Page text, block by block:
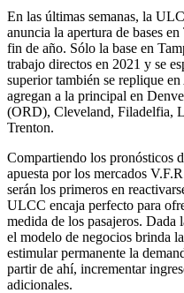
En las últimas semanas, la
anuncia la apertura de bases
fin de año. Sólo la base en
trabajo directos en 2021 y se
superior también se replique
agregan a la principal en
(ORD), Cleveland, Filadelfia,
Trenton.
Compartiendo los pronósticos
apuesta por los mercados
serán los primeros en
ULCC encaja perfecto para
medida de los pasajeros.
el modelo de negocios brinda
estimular permanente la
partir de ahí, incrementar
adicionales.